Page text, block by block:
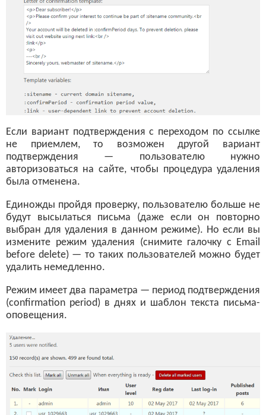
Если вариант подтверждения с переходом по ссылке
не приемлем, то возможен другой вариант
подтверждения — пользователю нужно
авторизоваться на сайте, чтобы процедура удаления
была отменена.
Единожды пройдя проверку, пользователю больше не
будут высылаться письма (даже если он повторно
выбран для удаления в данном режиме). Но если вы
измените режим удаления (снимите галочку с Email
before delete) — то таких пользователей можно будет
удалить немедленно.
Режим имеет два параметра — период подтверждения
(confirmation period) в днях и шаблон текста письма-
оповещения.